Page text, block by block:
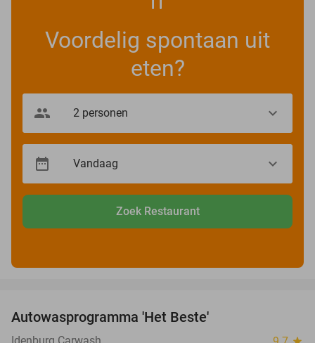
Voordelig spontaan uit
eten?
Zoek Restaurant
Autowasprogramma 'Het Beste'